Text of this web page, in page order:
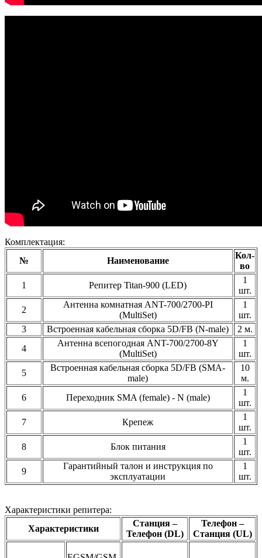
Комплектация:
№
Наименование
Кол-
во
1
Репитер Titan-900 (LED)
1
шт.
2
Антенна комнатная ANT-700/2700-PI
(MultiSet)
1
шт.
3
Встроенная кабельная сборка 5D/FB (N-male)
2 м.
4
Антенна всепогодная ANT-700/2700-8Y
(MultiSet)
1
шт.
5
Встроенная кабельная сборка 5D/FB (SMA-
male)
10
м.
6
Переходник SMA (female) - N (male)
1
шт.
7
Крепеж
1
шт.
8
Блок питания
1
шт.
9
Гарантийный талон и инструкция по
эксплуатации
1
шт.
Характеристики репитера:
Характеристики
Станция –
Телефон (DL)
Телефон –
Станция (UL)